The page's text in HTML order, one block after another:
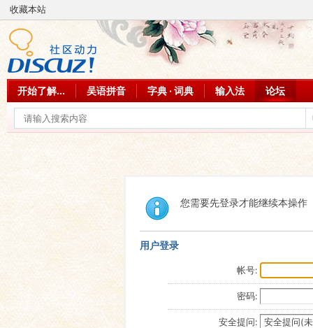
收藏本站
开始了解... 吴语拼音 字典 · 词典 输入法 论坛
您需要先登录才能继续本操作
用户登录
帐号:
密码:
安全提问: